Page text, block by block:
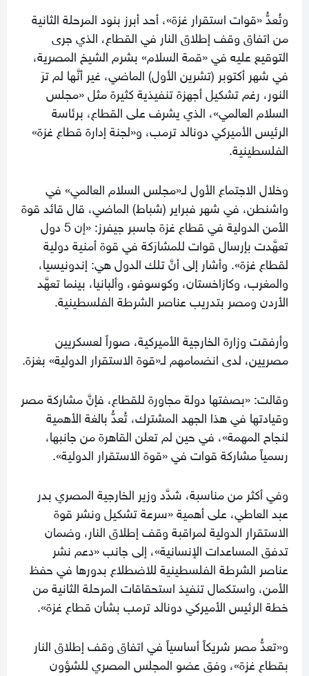
وتُعدُّ «قوات استقرار غزة»، أحد أبرز بنود المرحلة الثانية
من اتفاق وقف إطلاق النار في القطاع، الذي جرى
التوقيع عليه في «قمة السلام» بشرم الشيخ المصرية،
في شهر أكتوبر (تشرين الأول) الماضي، غير أنَّها لم ترَ
النور، رغم تشكيل أجهزة تنفيذية كثيرة مثل «مجلس
السلام العالمي»، الذي يشرف على القطاع، برئاسة
الرئيس الأميركي دونالد ترمب، و«لجنة إدارة قطاع غزة»
الفلسطينية.
وخلال الاجتماع الأول لـ«مجلس السلام العالمي» في
واشنطن، في شهر فبراير (شباط) الماضي، قال قائد قوة
الأمن الدولية في قطاع غزة جاسبر جيفرز: «إن 5 دول
تعهَّدت بإرسال قوات للمشارَكة في قوة أمنية دولية
لقطاع غزة». وأشار إلى أنَّ تلك الدول هي: إندونيسيا،
والمغرب، وكازاخستان، وكوسوفو، وألبانيا، بينما تعهَّد
الأردن ومصر بتدريب عناصر الشرطة الفلسطينية.
وأرفقت وزارة الخارجية الأميركية، صوراً لعسكريين
مصريين، لدى انضمامهم لـ«قوة الاستقرار الدولية» بغزة.
وقالت: «بصفتها دولة مجاورة للقطاع، فإنَّ مشاركة مصر
وقيادتها في هذا الجهد المشترك، تُعدُّ بالغة الأهمية
لنجاح المهمة»، في حين لم تعلن القاهرة من جانبها،
رسمياً مشاركة قوات في «قوة الاستقرار الدولية».
وفي أكثر من مناسبة، شدَّد وزير الخارجية المصري بدر
عبد العاطي، على أهمية «سرعة تشكيل ونشر قوة
الاستقرار الدولية لمراقبة وقف إطلاق النار، وضمان
تدفق المساعدات الإنسانية»، إلى جانب «دعم نشر
عناصر الشرطة الفلسطينية للاضطلاع بدورها في حفظ
الأمن، واستكمال تنفيذ استحقاقات المرحلة الثانية من
خطة الرئيس الأميركي دونالد ترمب بشأن قطاع غزة».
و«تعدُّ مصر شريكاً أساسياً في اتفاق وقف إطلاق النار
بقطاع غزة»، وفق عضو المجلس المصري للشؤون